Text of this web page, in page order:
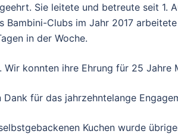
Sie leitete und betreute seit 1.
Bambini-Clubs im Jahr 2017
in der Woche.
konnten ihre Ehrung für 25
für das jahrzehntelange
Kuchen wurde